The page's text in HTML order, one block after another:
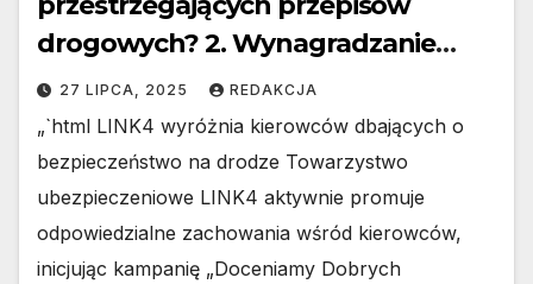
drogowych? 2. Wynagradzanie
bezpiecznej jazdy – czy to możliwe?
3. Czy za jazdę zgodną z przepisami
należą się nagrody? 4. Nagrody dla
kierowców za przykładną jazdę? 5.
Bonusy za stosowanie się do
przepisów na drodze?
27 LIPCA, 2025 REDAKCJA
„`html LINK4 wyróżnia kierowców dbających o
bezpieczeństwo na drodze Towarzystwo
ubezpieczeniowe LINK4 aktywnie promuje
odpowiedzialne zachowania wśród kierowców,
inicjując kampanię „Doceniamy Dobrych